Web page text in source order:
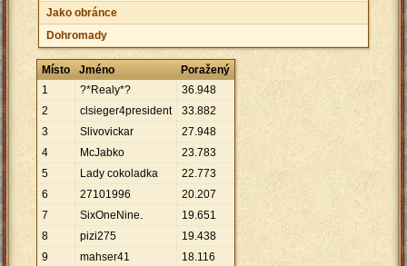
Jako obránce
Dohromady
Místo Jméno
Poražený
1
?*Realy*? 36.948
2
clsieger4president 33.882
3
Slivovickar 27.948
4
McJabko 23.783
5
Lady cokoladka 22.773
6
27101996 20.207
7
SixOneNine. 19.651
8
pizi275 19.438
9
mahser41 18.116